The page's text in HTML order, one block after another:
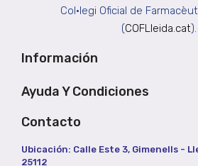
Col•legi Oficial de
(COFLleida.cat).
Información
Ayuda Y Condiciones
Contacto
Ubicación: Calle Este 3, Gimenells -
25112